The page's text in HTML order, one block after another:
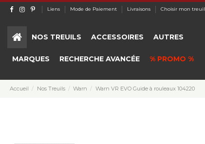
Liens Mode de Paiement Livraisons Choisir mon treuil
NOS TREUILS ACCESSOIRES AUTRES
MARQUES RECHERCHE AVANCÉE % PROMO %
Accueil Nos Treuils Warn Warn VR EVO Guide à rouleaux 104220